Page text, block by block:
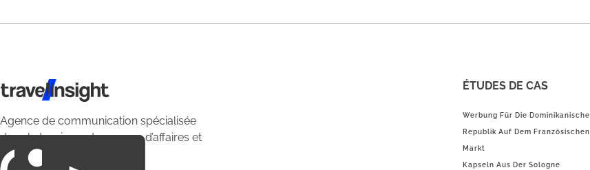
Travel Insight
Agence de communication spécialisée
dans le tourisme du voyage d’affaires et
du loisirs.
ÉTUDES DE CAS
Werbung Für Die Dominikanische
Republik Auf Dem Französischen
Markt
Kapseln Aus Der Sologne